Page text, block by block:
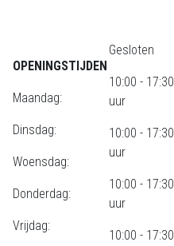
OPENINGSTIJDEN
Maandag:
Dinsdag:
Woensdag:
Donderdag:
Vrijdag:
Gesloten
10:00 - 17:30
uur
10:00 - 17:30
uur
10:00 - 17:30
uur
10:00 - 17:30